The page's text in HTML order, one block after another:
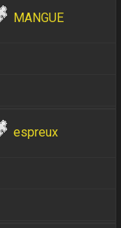
MANGUE
espreux